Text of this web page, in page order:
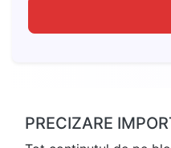
PRECIZARE